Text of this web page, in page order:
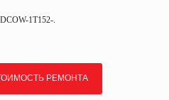
1T152-.
РЕМОНТА